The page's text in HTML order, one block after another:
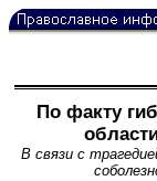
По факту
В связи с